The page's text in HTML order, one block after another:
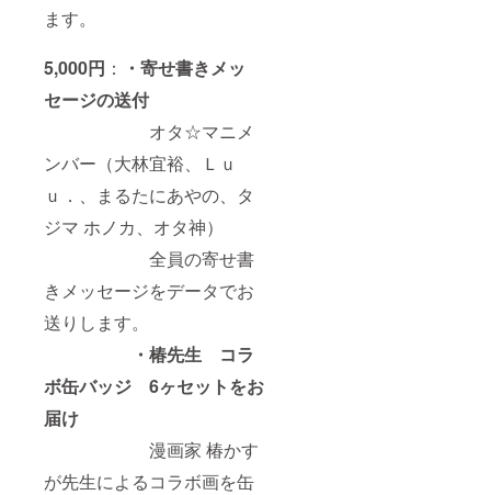
ます。
5,000円 ：
・寄せ書きメッ
セージの送付
オタ☆マニメ
ンバー（大林宜裕、Ｌｕ
ｕ．、まるたにあやの、タ
ジマ ホノカ、オタ神）
全員の寄せ書
きメッセージをデータでお
送りします。
・椿先生 コラ
ボ缶バッジ 6ヶセットをお
届け
漫画家 椿かす
が先生によるコラボ画を缶